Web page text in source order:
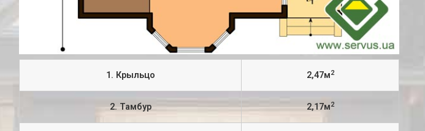
1. Крыльцо 2,47м2
2. Тамбур 2,17м2